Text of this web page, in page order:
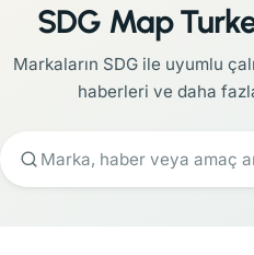
SDG Map
Markaların SDG ile uyumlu
haberleri ve daha